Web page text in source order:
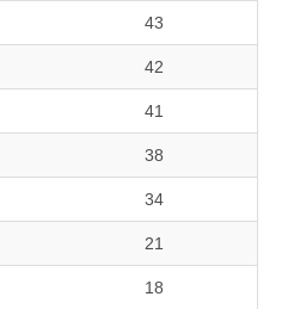
43
42
41
38
34
21
18